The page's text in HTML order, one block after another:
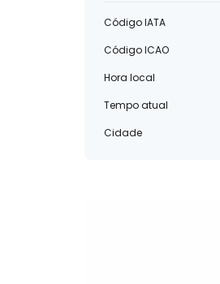
Código IATA
Código ICAO
Hora local
Tempo atual
Cidade